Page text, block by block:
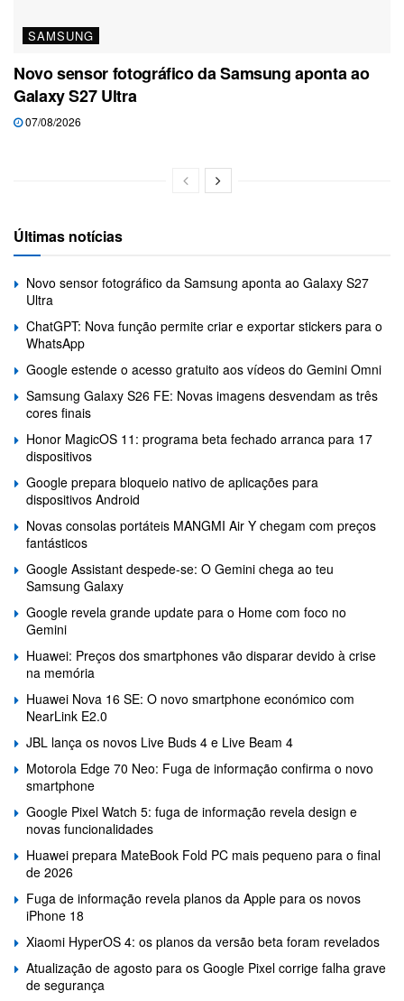
SAMSUNG
Novo sensor fotográfico da Samsung aponta ao
Galaxy S27 Ultra
07/08/2026
Últimas notícias
Novo sensor fotográfico da Samsung aponta ao Galaxy S27
Ultra
ChatGPT: Nova função permite criar e exportar stickers para o
WhatsApp
Google estende o acesso gratuito aos vídeos do Gemini Omni
Samsung Galaxy S26 FE: Novas imagens desvendam as três
cores finais
Honor MagicOS 11: programa beta fechado arranca para 17
dispositivos
Google prepara bloqueio nativo de aplicações para
dispositivos Android
Novas consolas portáteis MANGMI Air Y chegam com preços
fantásticos
Google Assistant despede-se: O Gemini chega ao teu
Samsung Galaxy
Google revela grande update para o Home com foco no
Gemini
Huawei: Preços dos smartphones vão disparar devido à crise
na memória
Huawei Nova 16 SE: O novo smartphone económico com
NearLink E2.0
JBL lança os novos Live Buds 4 e Live Beam 4
Motorola Edge 70 Neo: Fuga de informação confirma o novo
smartphone
Google Pixel Watch 5: fuga de informação revela design e
novas funcionalidades
Huawei prepara MateBook Fold PC mais pequeno para o final
de 2026
Fuga de informação revela planos da Apple para os novos
iPhone 18
Xiaomi HyperOS 4: os planos da versão beta foram revelados
Atualização de agosto para os Google Pixel corrige falha grave
de segurança